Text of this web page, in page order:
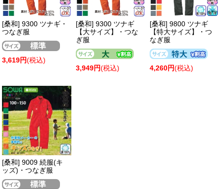
[桑和] 9300 ツナギ・
つなぎ服
3,619円(税込)
[桑和] 9300 ツナギ
【大サイズ】・つな
ぎ服
3,949円(税込)
[桑和] 9800 ツナギ
【特大サイズ】・つ
なぎ服
4,260円(税込)
[桑和] 9009 続服(キ
ッズ)・つなぎ服